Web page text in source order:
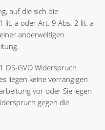
auf die sich die
lit. a oder Art. 9 Abs. 2 lit. a
anderweitigen
DS-GVO Widerspruch
liegen keine vorrangigen
vor oder Sie legen
gegen die